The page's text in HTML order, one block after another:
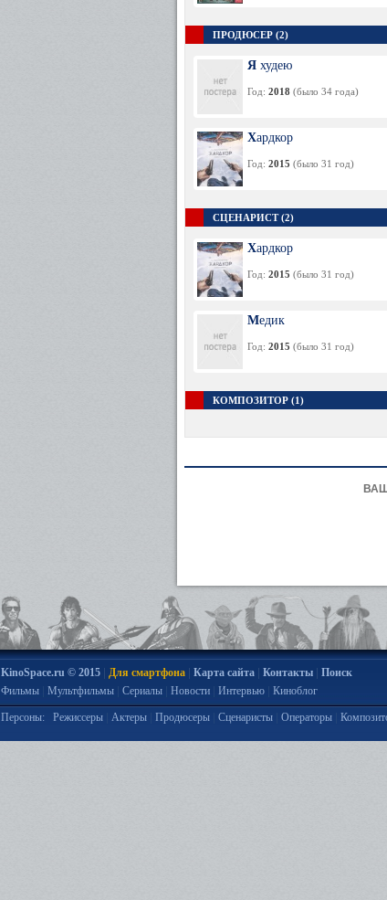
ПРОДЮСЕР (2)
Я худею
Год: 2018 (было 34 года)
Хардкор
Год: 2015 (было 31 год)
СЦЕНАРИСТ (2)
Хардкор
Год: 2015 (было 31 год)
Медик
Год: 2015 (было 31 год)
КОМПОЗИТОР (1)
KinoSpace.ru © 2015| Для смартфона| Карта сайта| Контакты| Поиск
Фильмы| Мультфильмы| Сериалы| Новости| Интервью| Киноблог
Персоны: Режиссеры| Актеры| Продюсеры| Сценаристы| Операторы|